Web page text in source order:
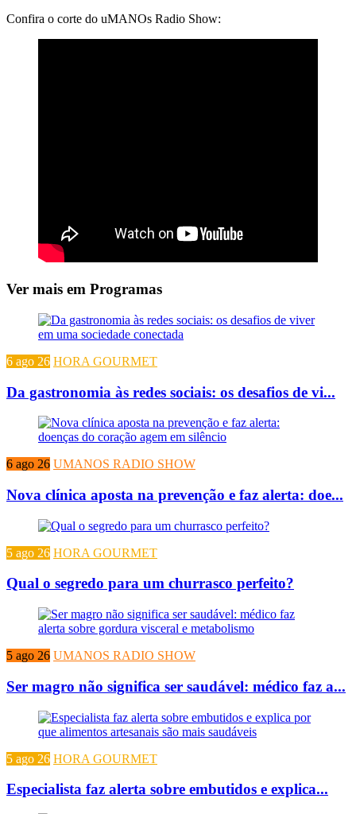
Confira o corte do uMANOs Radio Show:
Ver mais em Programas
6 ago 26 HORA GOURMET
Da gastronomia às redes sociais: os desafios de vi...
6 ago 26 UMANOS RADIO SHOW
Nova clínica aposta na prevenção e faz alerta: doe...
5 ago 26 HORA GOURMET
Qual o segredo para um churrasco perfeito?
5 ago 26 UMANOS RADIO SHOW
Ser magro não significa ser saudável: médico faz a...
5 ago 26 HORA GOURMET
Especialista faz alerta sobre embutidos e explica...